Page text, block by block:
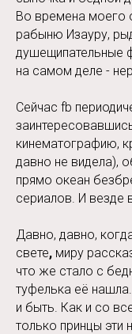
Во времена моего
рабыню Изауру,
душещипательные
на самом деле -
Сейчас fb
кинематографию,
давно не видела),
прямо океан
сериалов. И везде
Давно, давно,
свете, миру
что же стало с
туфелька её
и быть. Как и со
только принцы